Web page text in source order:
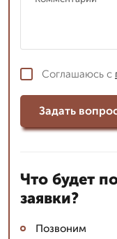
Соглашаюсь с
Задать
Что будет
заявки?
Позвоним